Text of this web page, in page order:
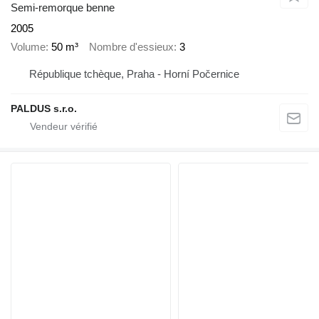
Semi-remorque benne
2005
Volume 50 m³ Nombre d'essieux 3
République tchèque, Praha - Horní Počernice
PALDUS s.r.o.